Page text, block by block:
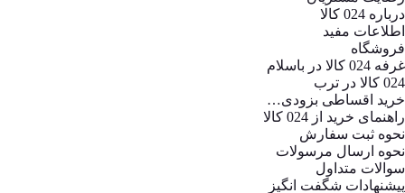
درباره 024 کالا
اطلاعات مفید
فروشگاه
غرفه 024 کالا در باسلام
024 کالا در ترب
خرید اقساطی بزودی…
راهنمای خرید از 024 کالا
نحوه ثبت سفارش
نحوه ارسال مرسولات
سوالات متداول
پیشنهادات شگفت انگیز